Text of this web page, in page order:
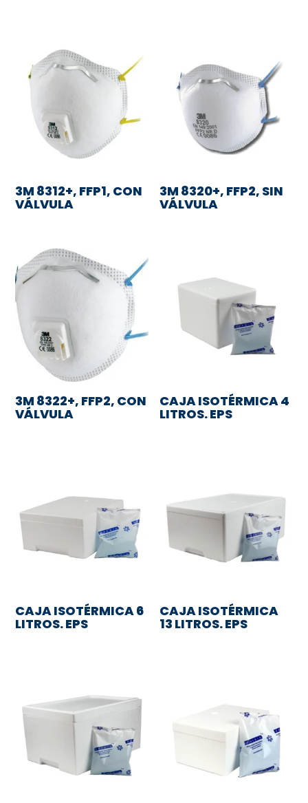
3M 8312+, FFP1, CON
VÁLVULA
3M 8320+, FFP2, SIN
VÁLVULA
3M 8322+, FFP2, CON
VÁLVULA
CAJA ISOTÉRMICA 4
LITROS. EPS
CAJA ISOTÉRMICA 6
LITROS. EPS
CAJA ISOTÉRMICA
13 LITROS. EPS